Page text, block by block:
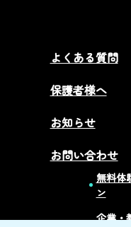
よくある質問
保護者様へ
お知らせ
お問い合わせ
無料体
ン
企業・